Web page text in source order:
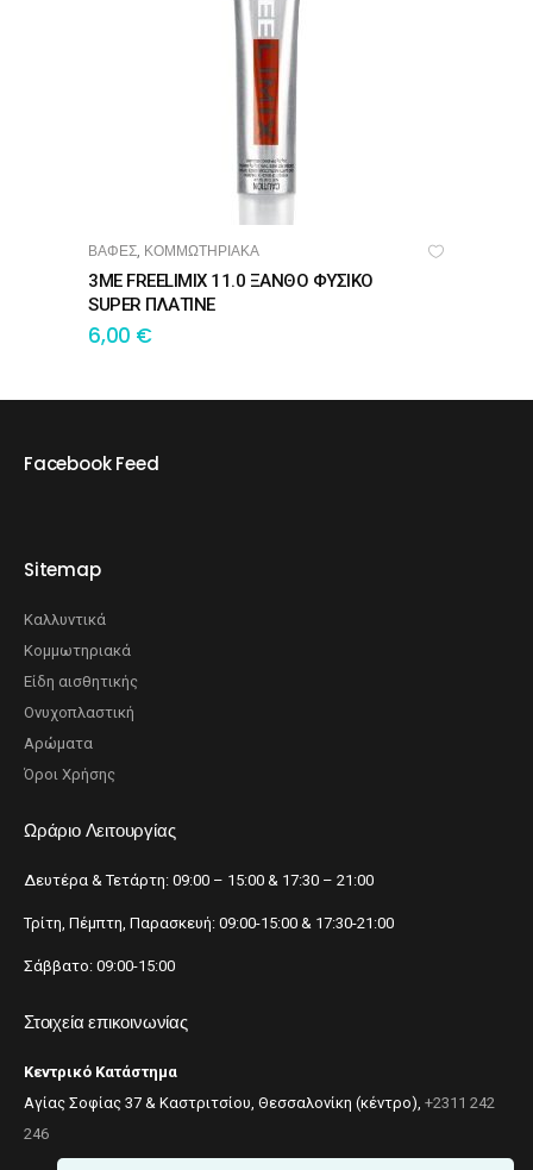
ΠΡΟΣΘΉΚΗ ΣΤΟ ΚΑΛΆΘΙ
ΒΑΦΕΣ, ΚΟΜΜΩΤΗΡΙΑΚΑ
3ME FREELIMIX 11.0 ΞΑΝΘΟ ΦΥΣΙΚΟ
SUPER ΠΛΑΤΙΝΕ
6,00 €
Facebook Feed
Sitemap
Καλλυντικά
Κομμωτηριακά
Είδη αισθητικής
Ονυχοπλαστική
Αρώματα
Όροι Χρήσης
Ωράριο Λειτουργίας
Δευτέρα & Τετάρτη: 09:00 – 15:00 & 17:30 – 21:00
Τρίτη, Πέμπτη, Παρασκευή: 09:00-15:00 & 17:30-21:00
Σάββατο: 09:00-15:00
Στοιχεία επικοινωνίας
Κεντρικό Κατάστημα
Αγίας Σοφίας 37 & Καστριτσίου, Θεσσαλονίκη (κέντρο), +2311 242
246